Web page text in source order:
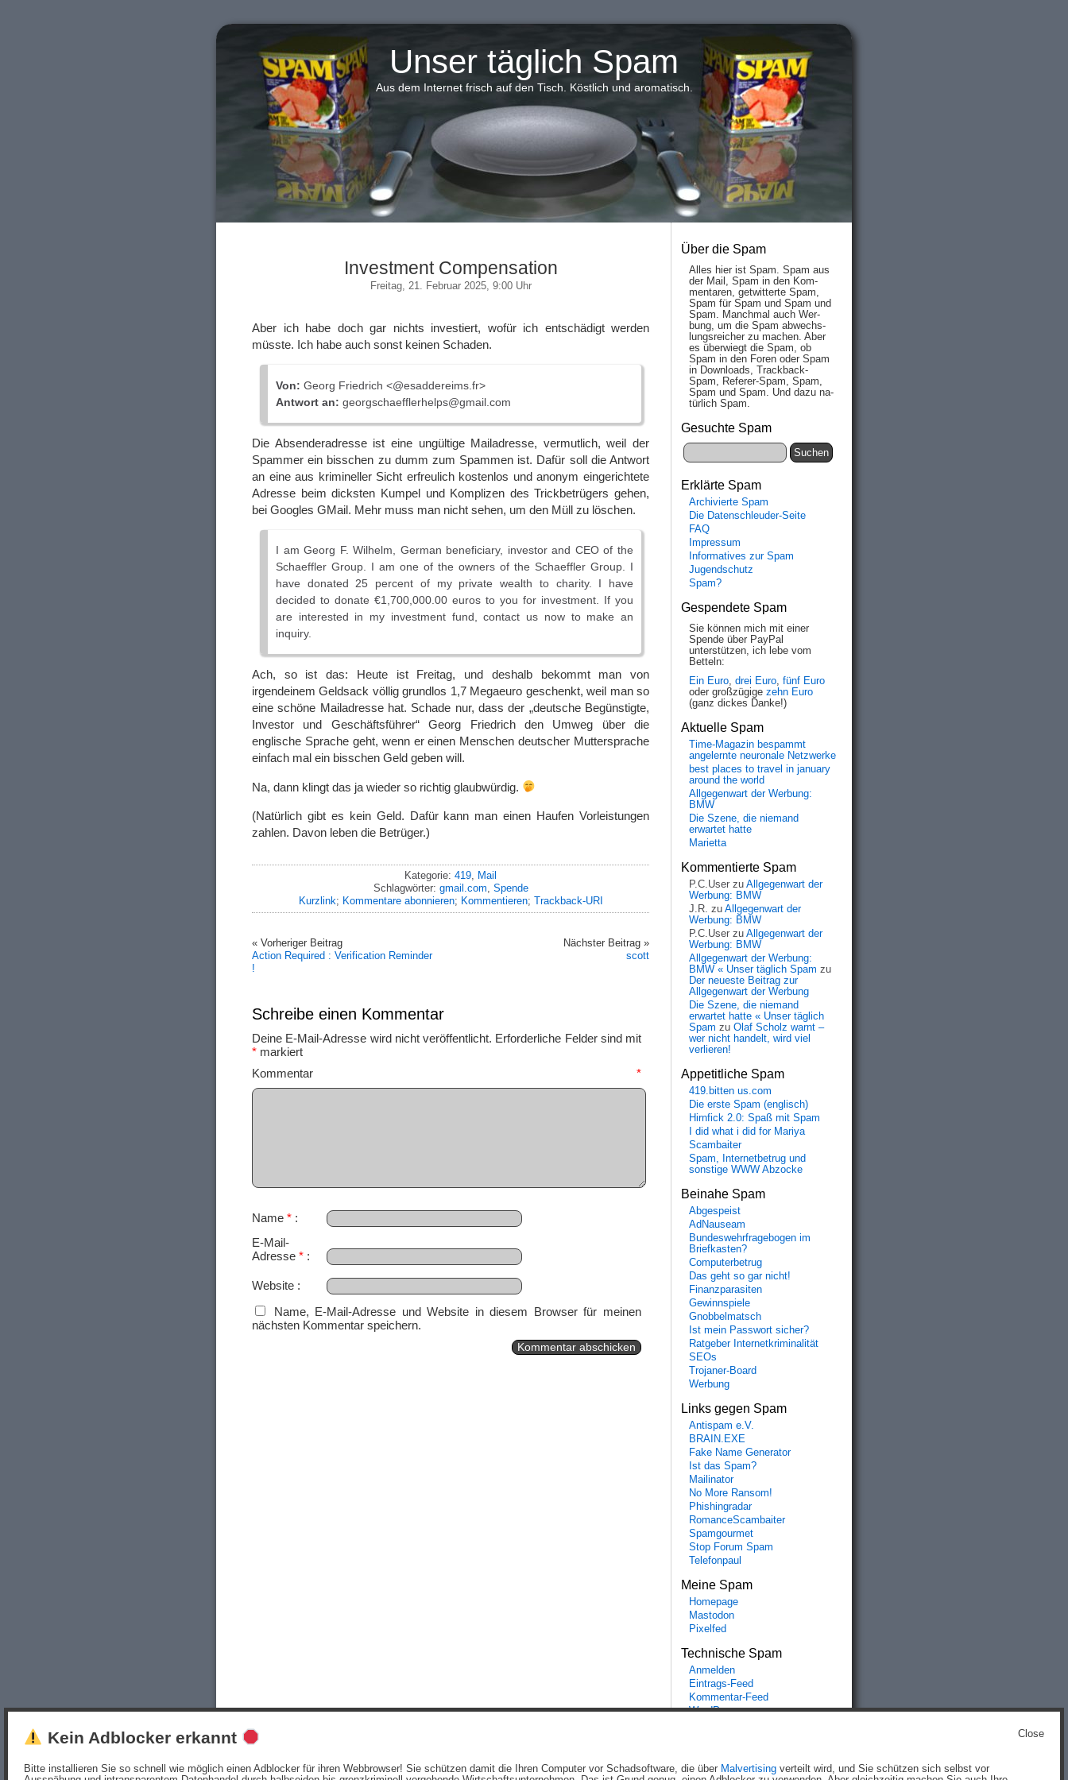
Unser täglich Spam
Aus dem Internet frisch auf den Tisch. Köstlich und aromatisch.
Investment Compensation
Freitag, 21. Februar 2025, 9:00 Uhr
Aber ich habe doch gar nichts investiert, wofür ich entschädigt werden
müsste. Ich habe auch sonst keinen Schaden.
Von: Georg Friedrich <@esaddereims.fr>
Antwort an: georgschaefflerhelps@gmail.com
Die Absenderadresse ist eine ungültige Mailadresse, vermutlich, weil der
Spammer ein bisschen zu dumm zum Spammen ist. Dafür soll die Antwort
an eine aus krimineller Sicht erfreulich kostenlos und anonym eingerichtete
Adresse beim dicksten Kumpel und Komplizen des Trickbetrügers gehen,
bei Googles GMail. Mehr muss man nicht sehen, um den Müll zu löschen.
I am Georg F. Wilhelm, German beneficiary, investor and CEO of the
Schaeffler Group. I am one of the owners of the Schaeffler Group. I
have donated 25 percent of my private wealth to charity. I have
decided to donate €1,700,000.00 euros to you for investment. If you
are interested in my investment fund, contact us now to make an
inquiry.
Ach, so ist das: Heute ist Freitag, und deshalb bekommt man von
irgendeinem Geldsack völlig grundlos 1,7 Megaeuro geschenkt, weil man so
eine schöne Mailadresse hat. Schade nur, dass der „deutsche Begünstigte,
Investor und Geschäftsführer“ Georg Friedrich den Umweg über die
englische Sprache geht, wenn er einen Menschen deutscher Muttersprache
einfach mal ein bisschen Geld geben will.
Na, dann klingt das ja wieder so richtig glaubwürdig.
(Natürlich gibt es kein Geld. Dafür kann man einen Haufen Vorleistungen
zahlen. Davon leben die Betrüger.)
Kategorie: 419
Mail
Schlagwörter: gmail.com Spende
Kurzlink; Kommentare abonnieren; Kommentieren; Trackback-URI
« Vorheriger Beitrag
Action Required : Verification Reminder
!
Nächster Beitrag »
scott
Schreibe einen Kommentar
Deine E-Mail-Adresse wird nicht veröffentlicht. Erforderliche Felder sind mit
* markiert
Kommentar *
Name *
E-Mail-
Adresse *
Website
Name, E-Mail-Adresse und Website in diesem Browser für meinen
nächsten Kommentar speichern.
Über die Spam
Alles hier ist Spam. Spam aus
der Mail, Spam in den Kom­
men­taren, ge­twit­ter­te Spam,
Spam für Spam und Spam und
Spam. Manch­mal auch Wer­
bung, um die Spam ab­wechs­
lungs­reich­er zu mach­en. Aber
es über­wiegt die Spam, ob
Spam in den Fo­ren oder Spam
in Down­loads, Track­back-
Spam, Re­fe­rer-Spam, Spam,
Spam und Spam. Und da­zu na­
tür­lich Spam.
Gesuchte Spam
Erklärte Spam
Archivierte Spam
Die Datenschleuder-Seite
FAQ
Impressum
Informatives zur Spam
Jugendschutz
Spam?
Gespendete Spam
Sie können mich mit einer
Spende über PayPal
unterstützen, ich lebe vom
Betteln:
Ein Euro, drei Euro, fünf Euro
oder großzügige zehn Euro
(ganz dickes Danke!)
Aktuelle Spam
Time-Magazin bespammt
angelernte neuronale Netzwerke
best places to travel in january
around the world
Allgegenwart der Werbung:
BMW
Die Szene, die niemand
erwartet hatte
Marietta
Kommentierte Spam
P.C.User zu Allgegenwart der
Werbung: BMW
J.R. zu Allgegenwart der
Werbung: BMW
P.C.User zu Allgegenwart der
Werbung: BMW
Allgegenwart der Werbung:
BMW « Unser täglich Spam zu
Der neueste Beitrag zur
Allgegenwart der Werbung
Die Szene, die niemand
erwartet hatte « Unser täglich
Spam zu Olaf Scholz warnt –
wer nicht handelt, wird viel
verlieren!
Appetitliche Spam
419.bitten us.com
Die erste Spam (englisch)
Hirnfick 2.0: Spaß mit Spam
I did what i did for Mariya
Scambaiter
Spam, Internetbetrug und
sonstige WWW Abzocke
Beinahe Spam
Abgespeist
AdNauseam
Bundeswehrfragebogen im
Briefkasten?
Computerbetrug
Das geht so gar nicht!
Finanzparasiten
Gewinnspiele
Gnobbelmatsch
Ist mein Passwort sicher?
Ratgeber Internetkriminalität
SEOs
Trojaner-Board
Werbung
Links gegen Spam
Antispam e.V.
BRAIN.EXE
Fake Name Generator
Ist das Spam?
Mailinator
No More Ransom!
Phishingradar
RomanceScambaiter
Spamgourmet
Stop Forum Spam
Telefonpaul
Meine Spam
Homepage
Mastodon
Pixelfed
Technische Spam
Anmelden
Eintrags-Feed
Kommentar-Feed
WordPress.org
Beiträge (RSS)undKommentare (RSS).
Close
Kein Adblocker erkannt
Bitte installieren Sie so schnell wie möglich einen Adblocker für ihren Webbrowser! Sie schützen damit die Ihren Computer vor Schadsoftware, die über Malvertising verteilt wird, und Sie schützen sich selbst vor